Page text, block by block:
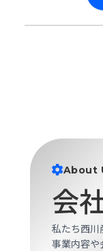
About
会
私たち西川
事業内容や